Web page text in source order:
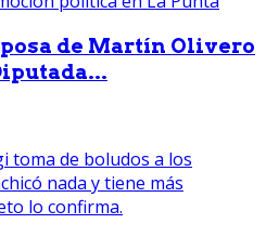
de Martín Olivero